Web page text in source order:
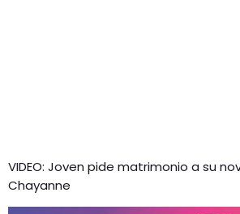
VIDEO: Joven pide matrimonio a su
Chayanne